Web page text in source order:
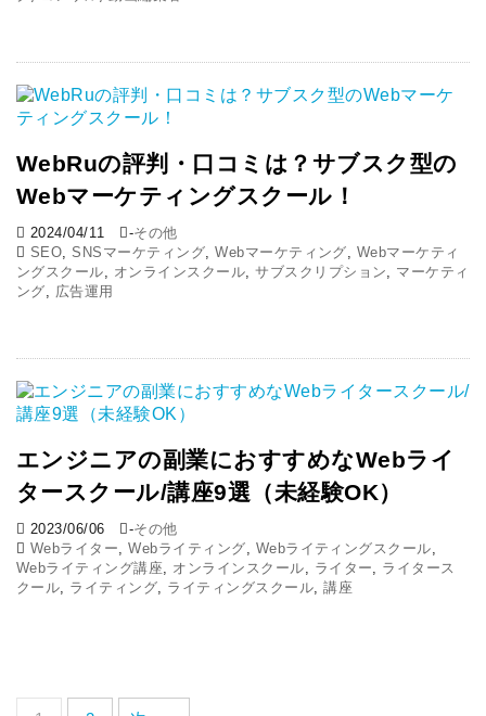
WebRuの評判・口コミは？サブスク型の
Webマーケティングスクール！
2024/04/11 -その他
SEO ,SNSマーケティング ,Webマーケティング
Webマーケティ
ングスクール
オンラインスクール ,サブスクリプション
マーケティ
ング
広告運用
エンジニアの副業におすすめなWebライ
タースクール/講座9選（未経験OK）
2023/06/06 -その他
Webライター ,Webライティング Webライティングスクール
Webライティング講座
オンラインスクール ライター
ライタース
クール
ライティング ライティングスクール ,講座